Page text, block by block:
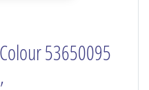
53650095